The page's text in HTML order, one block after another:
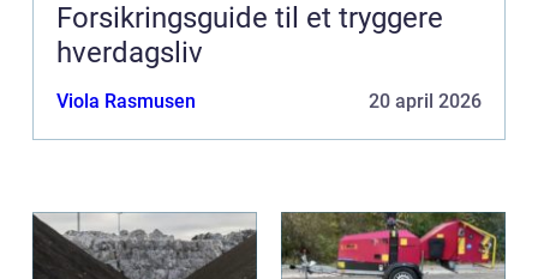
Forsikringsguide til et tryggere
hverdagsliv
Viola Rasmusen 20 april 2026